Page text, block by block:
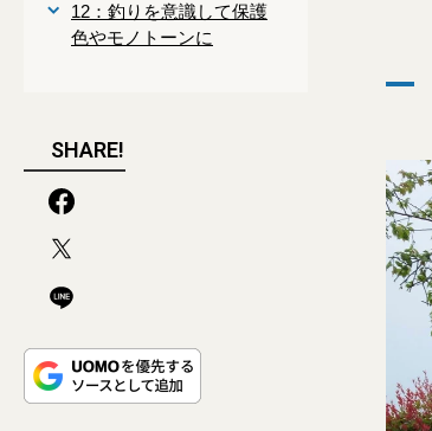
12：釣りを意識して保護
色やモノトーンに
SHARE!